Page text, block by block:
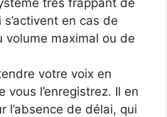
en cas de
volume maximal ou de
votre voix en
vous l’enregistrez. Il en
l’absence de délai, qui